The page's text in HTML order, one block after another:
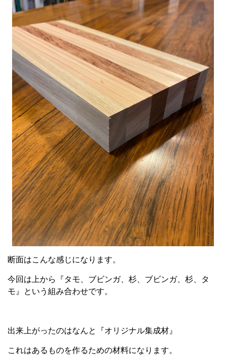
断面はこんな感じになります。
今回は上から『タモ、ブビンガ、杉、ブビンガ、杉、タ
モ』という組み合わせです。
出来上がったのはなんと『オリジナル集成材』
これはあるものを作るための材料になります。